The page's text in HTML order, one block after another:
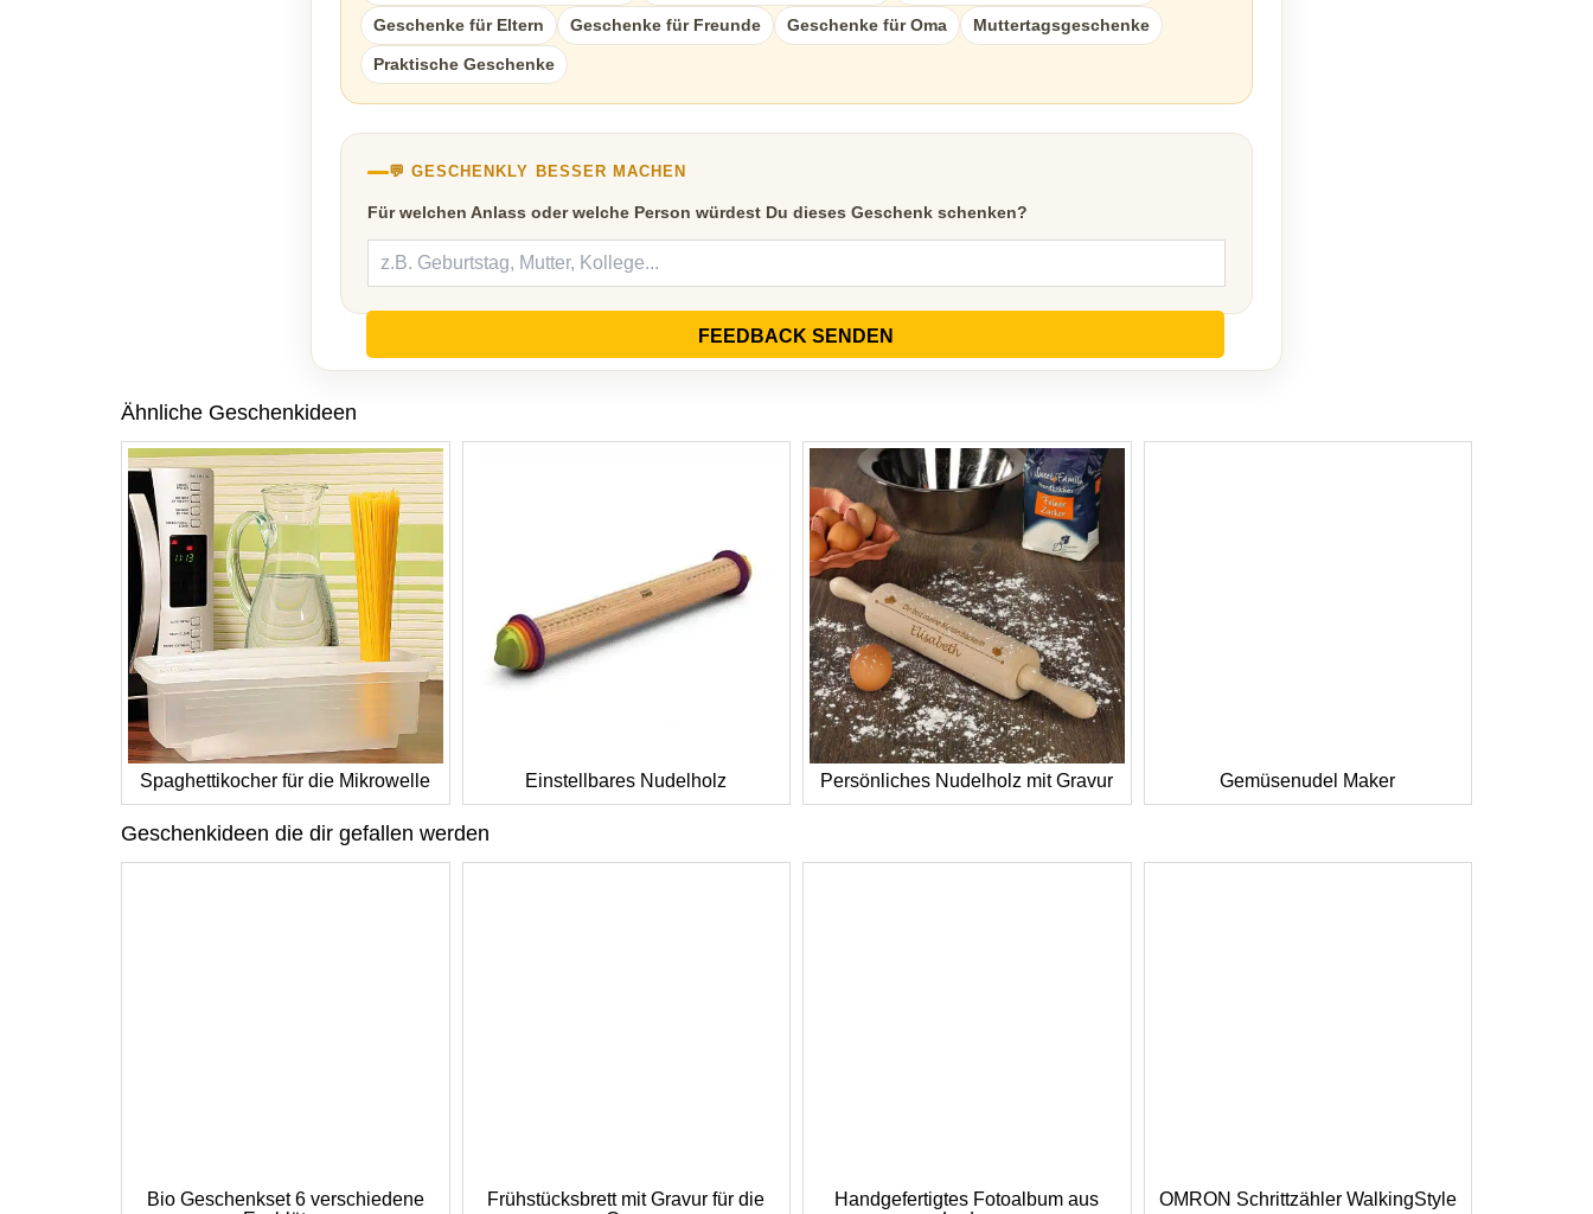
Geschenke für Eltern Geschenke für Freunde Geschenke für Oma Muttertagsgeschenke
Praktische Geschenke
💬 GESCHENKLY BESSER MACHEN
Für welchen Anlass oder welche Person würdest Du dieses Geschenk schenken?
FEEDBACK SENDEN
Ähnliche Geschenkideen
Spaghettikocher für die Mikrowelle Einstellbares Nudelholz Persönliches Nudelholz mit Gravur Gemüsenudel Maker
Geschenkideen die dir gefallen werden
Bio Geschenkset 6 verschiedene
Frühstücksbrett mit Gravur für die
Handgefertigtes Fotoalbum aus
OMRON Schrittzähler WalkingStyle